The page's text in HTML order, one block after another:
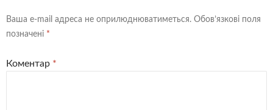
Ваша e-mail адреса не оприлюднюватиметься. Обов’язкові поля
позначені *
Коментар *